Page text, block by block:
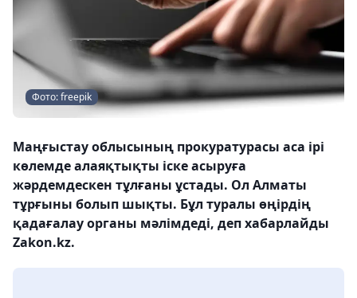
Фото: freepik
Маңғыстау облысының прокуратурасы аса ірі
көлемде алаяқтықты іске асыруға
жәрдемдескен тұлғаны ұстады. Ол Алматы
тұрғыны болып шықты. Бұл туралы өңірдің
қадағалау органы мәлімдеді, деп хабарлайды
Zakon.kz.